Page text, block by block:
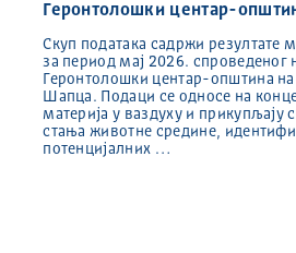
Геронтолошки центар-
Скуп података садржи резултате
за период мај 2026.
Геронтолошки центар-општина на
Шапца. Подаци се односе на
материја у ваздуху и прикупљају
стања животне средине,
потенцијалних …